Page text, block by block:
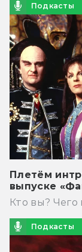
Подкасты
Плетём
выпуске
Кто вы? Чего
Подкасты